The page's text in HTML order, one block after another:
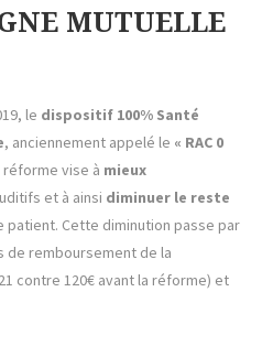
MUTUELLE
le dispositif 100% Santé
, anciennement appelé le « RAC 0
vise à mieux
et à ainsi diminuer le reste
patient. Cette diminution passe par
de remboursement de la
contre 120€ avant la réforme) et